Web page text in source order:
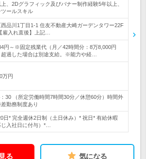
、2Dグラフィック及びバナー制作経験5年以上、
ールスキル
品川1丁目1-1 住友不動産大崎ガーデンタワー22F
入れ直後】上記…
円～※固定残業代（月／42時間分：8万8,000円
超過した場合は別途支給。※能力や経…
万円
30 （所定労働時間7時間30分／休憩60分）時間外
勤務制度あり
日* 完全週休2日制（土日休み）* 祝日* 有給休暇
じ入社日に付与）*…
る 気になる